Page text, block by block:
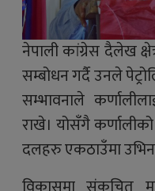
नेपाली कांग्रेस दैलेख
सम्बोधन गर्दै उनले
सम्भावनाले
राखे। योसँगै
दलहरु एकठाउँमा